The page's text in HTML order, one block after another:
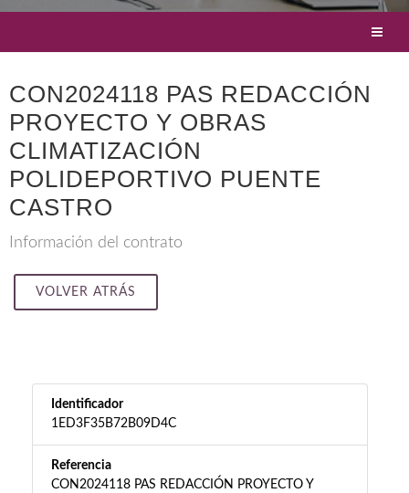
CON2024118 PAS REDACCIÓN
PROYECTO Y OBRAS
CLIMATIZACIÓN
POLIDEPORTIVO PUENTE
CASTRO
Información del contrato
VOLVER ATRÁS
Identificador
1ED3F35B72B09D4C
Referencia
CON2024118 PAS REDACCIÓN PROYECTO Y